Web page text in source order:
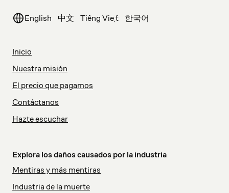
English 中文 Tiếng Việt 한국어
Inicio
Nuestra misión
El precio que pagamos
Contáctanos
Hazte escuchar
Explora los daños causados por la industria
Mentiras y más mentiras
Industria de la muerte